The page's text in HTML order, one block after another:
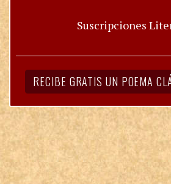
Suscripciones
RECIBE GRATIS UN POEMA